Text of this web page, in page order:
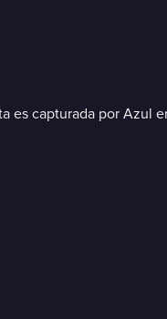
es capturada por Azul